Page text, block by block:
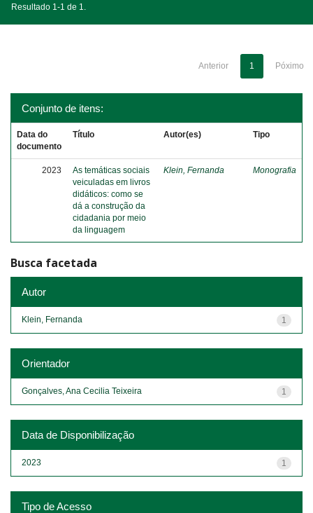
Resultado 1-1 de 1.
Anterior 1 Póximo
Conjunto de itens:
Data do
documento
Título Autor(es) Tipo
2023
As temáticas sociais
veiculadas em livros
didáticos: como se
dá a construção da
cidadania por meio
da linguagem
Klein, Fernanda Monografia
Busca facetada
Autor
1
Klein, Fernanda
Orientador
1
Gonçalves, Ana Cecilia Teixeira
Data de Disponibilização
1
2023
Tipo de Acesso